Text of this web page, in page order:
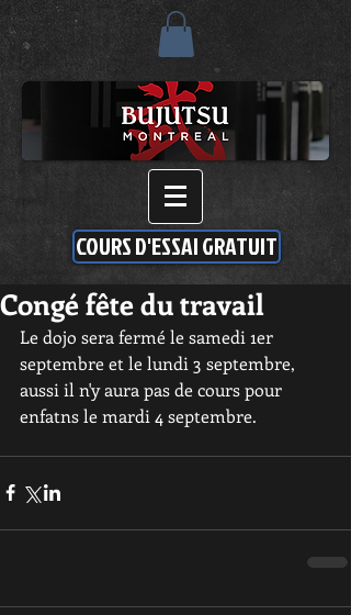
COURS D'ESSAI GRATUIT
Congé fête du travail
Le dojo sera fermé le samedi 1er
septembre et le lundi 3 septembre,
aussi il n'y aura pas de cours pour
enfatns le mardi 4 septembre.